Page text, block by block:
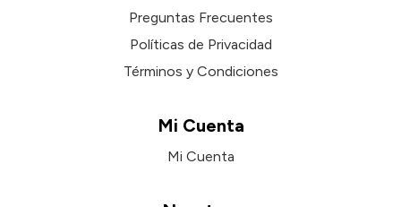
Preguntas Frecuentes
Políticas de Privacidad
Términos y Condiciones
Mi Cuenta
Mi Cuenta